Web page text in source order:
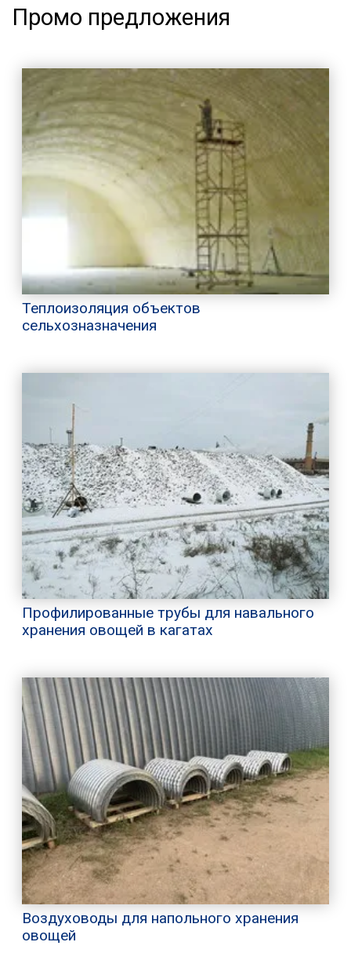
Промо предложения
Теплоизоляция объектов
сельхозназначения
Профилированные трубы для навального
хранения овощей в кагатах
Воздуховоды для напольного хранения
овощей